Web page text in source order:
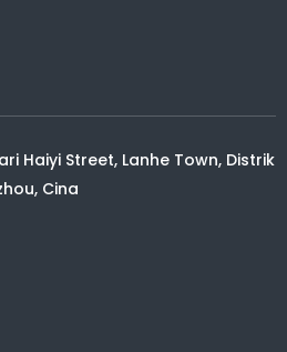
Haiyi Street, Lanhe Town, Distrik
Cina